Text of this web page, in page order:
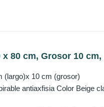
80 cm, Grosor 10
(largo)x 10 cm (grosor)
antiaxfisia Color Beige